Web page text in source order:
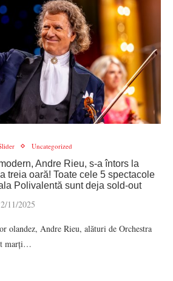
Uncategorized
Andre Rieu, s-a întors la
treia oară! Toate cele 5 spectacole
Polivalentă sunt deja sold-out
11/2025
olandez, Andre Rieu, alături de Orchestra
marți…